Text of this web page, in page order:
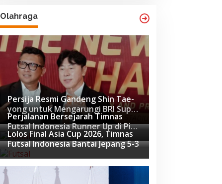
Olahraga
Persija Resmi Gandeng Shin Tae-
yong untuk Mengarungi BRI Super
League 2026-2027
Perjalanan Bersejarah Timnas
Futsal Indonesia Runner Up di Piala
Asia Futsal 2026
Lolos Final Asia Cup 2026, Timnas
Futsal Indonesia Bantai Jepang 5-3